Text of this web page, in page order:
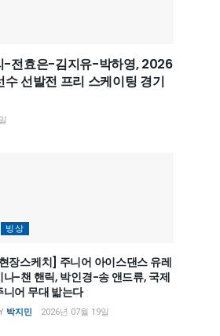
-전효은-김지유-박하영, 2026
수 선발전 프리 스케이팅 경기
빙상
장스케치] 주니어 아이스댄스 유레
나-챈 핸릭, 박인경-송 앤드류, 국제
니어 무대 밟는다
박지민 2026년 07월 19일